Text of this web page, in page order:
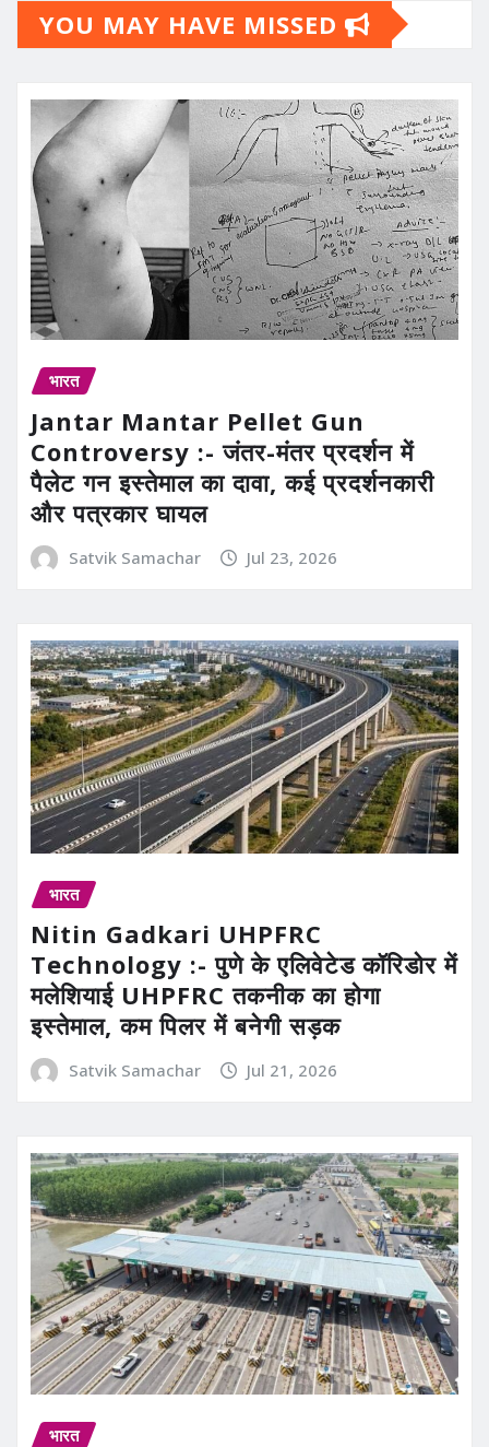
YOU MAY HAVE MISSED
भारत
Jantar Mantar Pellet Gun
Controversy :- जंतर-मंतर प्रदर्शन में
पैलेट गन इस्तेमाल का दावा, कई प्रदर्शनकारी
और पत्रकार घायल
Satvik Samachar Jul 23, 2026
भारत
Nitin Gadkari UHPFRC
Technology :- पुणे के एलिवेटेड कॉरिडोर में
मलेशियाई UHPFRC तकनीक का होगा
इस्तेमाल, कम पिलर में बनेगी सड़क
Satvik Samachar Jul 21, 2026
भारत